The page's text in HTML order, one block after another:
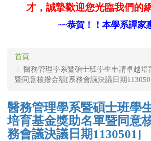
才，誠摯歡迎您光臨我們的
~~恭賀！！本學系譚家
首頁
醫務管理學系暨碩士班學生申請卓越培
暨同意核撥金額[系務會議決議日期
醫務管理學系暨碩士班學
培育基金獎助名單暨同意
務會議決議日期1130501]